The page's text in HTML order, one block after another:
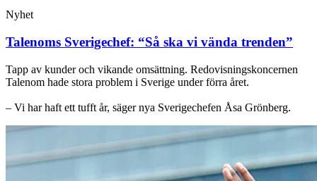
Nyhet
Talenoms Sverigechef: “Så ska vi vända trenden”
Tapp av kunder och vikande omsättning. Redovisningskoncernen
Talenom hade stora problem i Sverige under förra året.
– Vi har haft ett tufft år, säger nya Sverigechefen Åsa Grönberg.